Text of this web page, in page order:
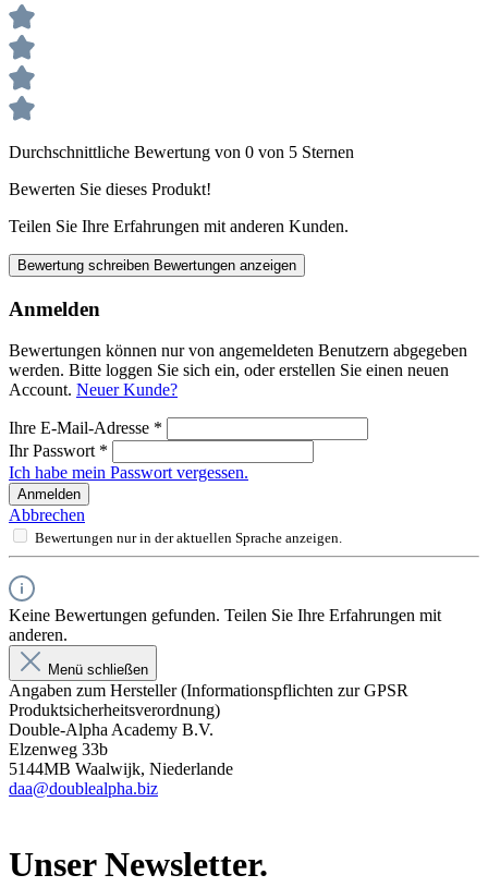
Durchschnittliche Bewertung von 0 von 5 Sternen
Bewerten Sie dieses Produkt!
Teilen Sie Ihre Erfahrungen mit anderen Kunden.
Bewertung schreiben Bewertungen anzeigen
Anmelden
Bewertungen können nur von angemeldeten Benutzern abgegeben
werden. Bitte loggen Sie sich ein, oder erstellen Sie einen neuen
Account. Neuer Kunde?
Ihre E-Mail-Adresse *
Ihr Passwort *
Ich habe mein Passwort vergessen.
Anmelden
Abbrechen
Bewertungen nur in der aktuellen Sprache anzeigen.
Keine Bewertungen gefunden. Teilen Sie Ihre Erfahrungen mit
anderen.
Menü schließen
Angaben zum Hersteller (Informationspflichten zur GPSR
Produktsicherheitsverordnung)
Double-Alpha Academy B.V.
Elzenweg 33b
5144MB Waalwijk, Niederlande
daa@doublealpha.biz
Unser Newsletter.